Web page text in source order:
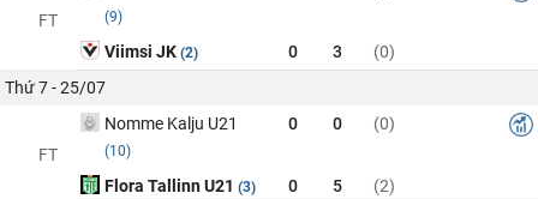
FT (9)
Viimsi JK (2) 0 3
(0)
Thứ 7 - 25/07
FT
Nomme Kalju U21
(10)
0 0 (0)
Flora Tallinn U21 (3) 0 5
(2)